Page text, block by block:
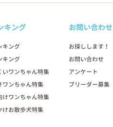
キング
キング
キング
いワンちゃん特集
ワンちゃん特集
けワンちゃん特集
けお散歩犬特集
お問い合わせ
お探しします！
お問い合わせ
アンケート
ブリーダー募集